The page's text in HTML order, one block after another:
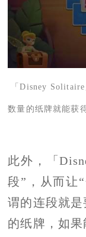
「Disney
数量的纸牌就能获
此外，「
段”，从而让
谓的连段就
的纸牌，如